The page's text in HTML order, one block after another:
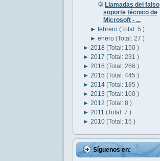
Llamadas del falso
soporte técnico de
Microsoft - ...
►febrero(Total: 5 )
►enero(Total: 27 )
► 2018 (Total: 150 )
► 2017 (Total: 231 )
► 2016 (Total: 266 )
► 2015 (Total: 445 )
► 2014 (Total: 185 )
► 2013 (Total: 100 )
► 2012 (Total: 8 )
► 2011 (Total: 7 )
► 2010 (Total: 15 )
Síguenos en: